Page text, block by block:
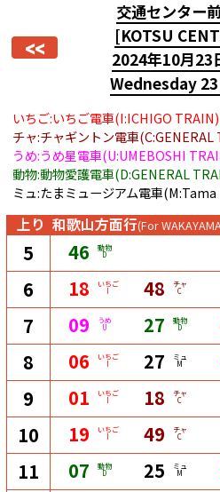
<<
交通センター
[KOTSU
2024年10月23
Wednesday
いちご:いちご電車(I:ICHIGO TRAIN)
チャ:チャギントン電車(C:GENERAL
うめ:うめ星電車(U:UMEBOSHI
動物:動物愛護電車(D:GENERAL
ミュ:たまミュージアム電車
上り 和歌山方面行(For
5 46 動物
D
6 18 いちご
I 48 チャ
C
7 09 うめ
U 27 動物
D
8 06 いちご
I 27 ミュ
M
9 01 いちご
I 18 チャ
C
10 19 いちご
I 49 チャ
C
11 07 動物
D 25 ミュ
M